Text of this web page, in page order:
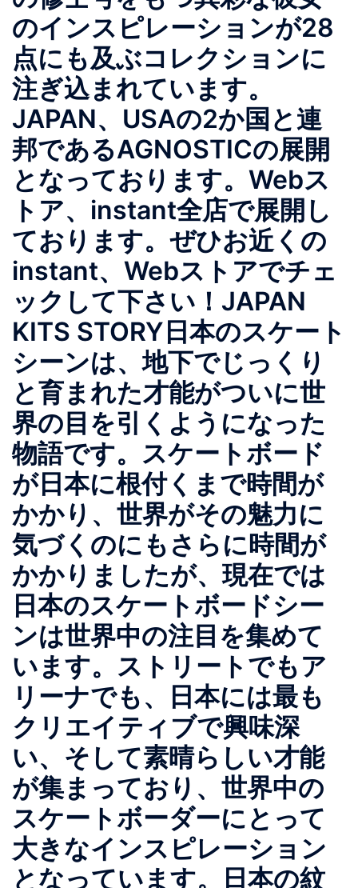
のインスピレーションが28
点にも及ぶコレクションに
注ぎ込まれています。
JAPAN、USAの2か国と連
邦であるAGNOSTICの展開
となっております。Webス
トア、instant全店で展開し
ております。ぜひお近くの
instant、Webストアでチェ
ックして下さい！JAPAN
KITS STORY日本のスケート
シーンは、地下でじっくり
と育まれた才能がついに世
界の目を引くようになった
物語です。スケートボード
が日本に根付くまで時間が
かかり、世界がその魅力に
気づくのにもさらに時間が
かかりましたが、現在では
日本のスケートボードシー
ンは世界中の注目を集めて
います。ストリートでもア
リーナでも、日本には最も
クリエイティブで興味深
い、そして素晴らしい才能
が集まっており、世界中の
スケートボーダーにとって
大きなインスピレーション
となっています。日本の紋